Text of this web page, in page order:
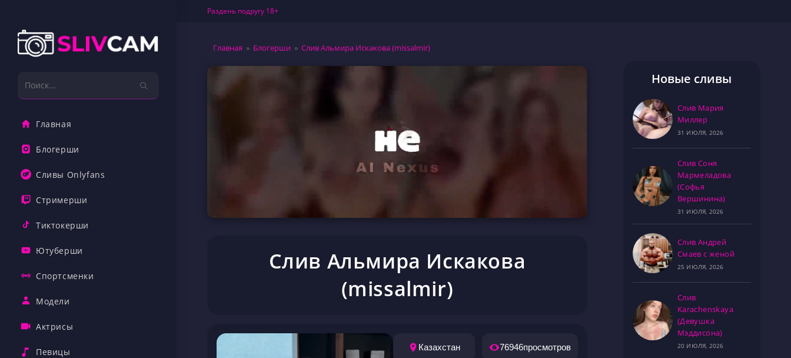
ПерейтиРаздень подругу 18+
Главная
Блогерши
Сливы Onlyfans
Стримерши
Тиктокерши
Ютуберши
Спортсменки
Модели
Актрисы
Певицы
сайте
Главная » Блогерши » Слив Альмира Искакова (missalmir)
Слив Альмира Искакова
(missalmir)
Казахстан 76946просмотров
Новые сливы
Слив Мария
Миллер
31 ИЮЛЯ, 2026
Слив Соня
Мармеладова
(Софья
Вершинина)
31 ИЮЛЯ, 2026
Слив Андрей
Смаев с женой
25 ИЮЛЯ, 2026
Слив
Karachenskaya
(Девушка
Мэддисона)
20 ИЮЛЯ, 2026